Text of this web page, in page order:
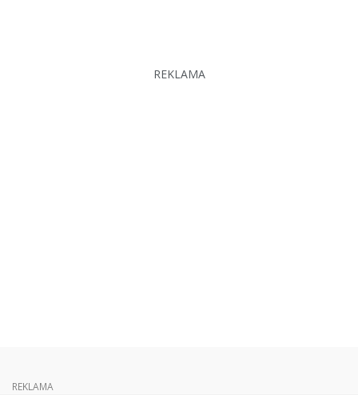
REKLAMA
REKLAMA